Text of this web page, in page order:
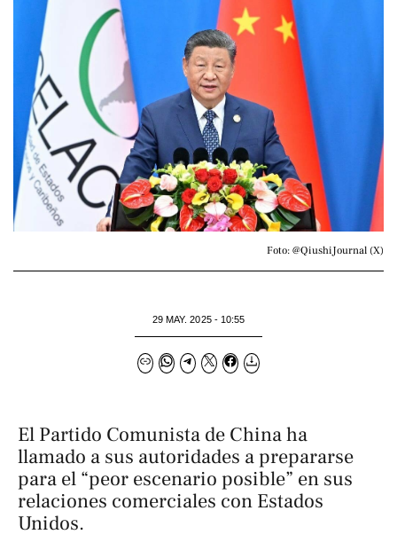
Foto: @QiushiJournal (X)
29 MAY. 2025 - 10:55
El Partido Comunista de China ha
llamado a sus autoridades a prepararse
para el “peor escenario posible” en sus
relaciones comerciales con Estados
Unidos.